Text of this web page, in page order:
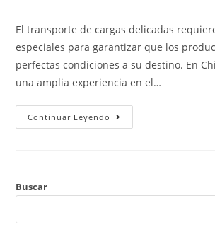
la
entrada:
El transporte de cargas delicadas
especiales para garantizar que los
perfectas condiciones a su destino. En
una amplia experiencia en el…
Continuar Leyendo Consejos
Para
En
En
Buscar